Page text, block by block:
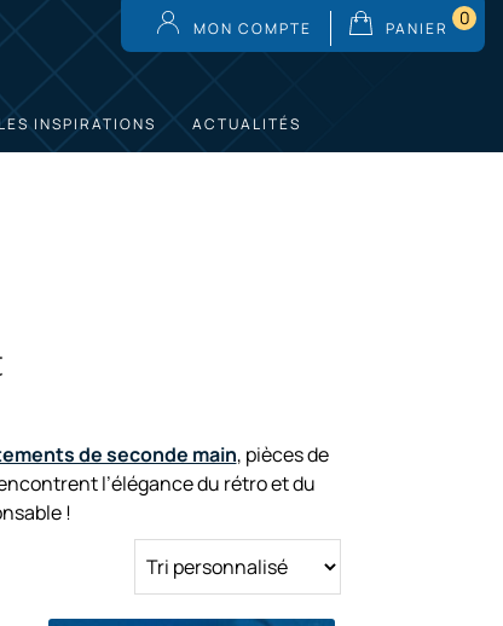
MON COMPTE PANIER 0
INSPIRATIONS ACTUALITÉS
de seconde main, pièces de
l’élégance du rétro et du
!